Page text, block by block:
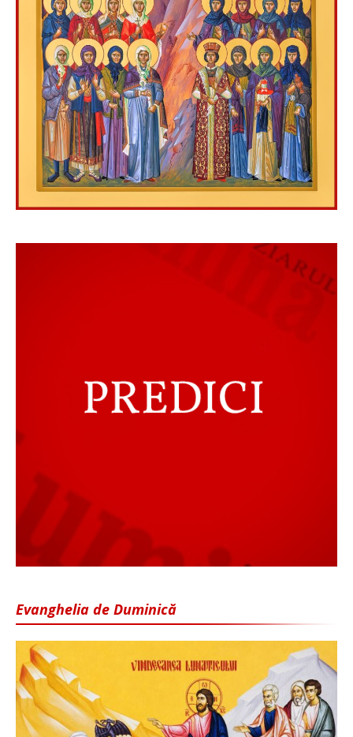
Evanghelia de Duminică